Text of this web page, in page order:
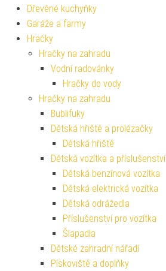
Dřevěné kuchyňky
Garáže a farmy
Hračky
Hračky na zahradu
Vodní radovánky
Hračky do vody
Hračky na zahradu
Bublifuky
Dětská hřiště a prolézačky
Dětská hřiště
Dětská vozítka a příslušenství
Dětská benzínová vozítka
Dětská elektrická vozítka
Dětská odrážedla
Příslušenství pro vozítka
Šlapadla
Dětské zahradní nářadí
Pískoviště a doplňky